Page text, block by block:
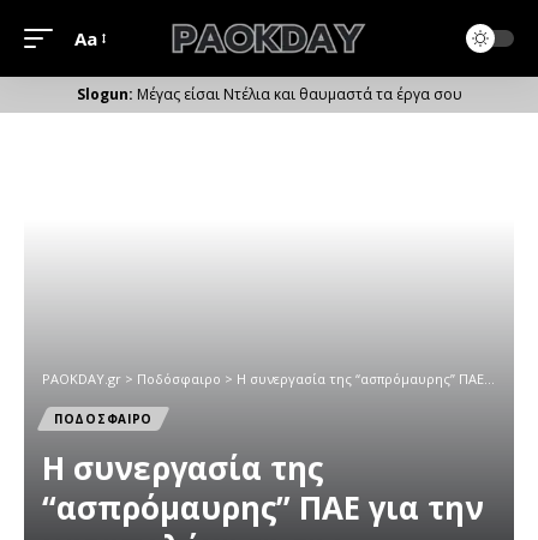
Μέγεθος
Γραμματοσειράς
Aa
Μέγας είσαι Ντέλια και θαυμαστά τα έργα σου
PAOKDAY.gr > Ποδόσφαιρο > Η συνεργασία της “ασπρόμαυρης” ΠΑΕ για την καταπολέμηση της “πειρατείας” του PAOK TV
ΠΟΔΟΣΦΑΙΡΟ
Η συνεργασία της
“ασπρόμαυρης” ΠΑΕ για την